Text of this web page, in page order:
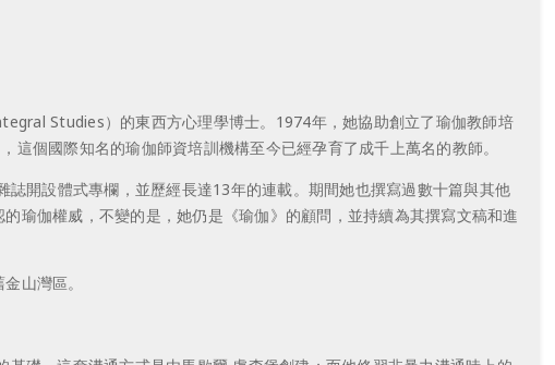
Studies）的東西方心理學博士。1974年，她協助創立了瑜伽教師培
國際知名的瑜伽師資培訓機構至今已經孕育了成千上萬名的教師。
開設體式專欄，並歷經長達13年的連載。期間她也撰寫過數十篇與其他
瑜伽權威，不變的是，她仍是《瑜伽》的顧問，並持續為其撰寫文稿和進
山灣區。